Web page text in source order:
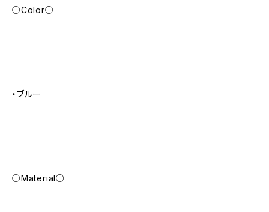
○Color○
・ブルー
○Material○